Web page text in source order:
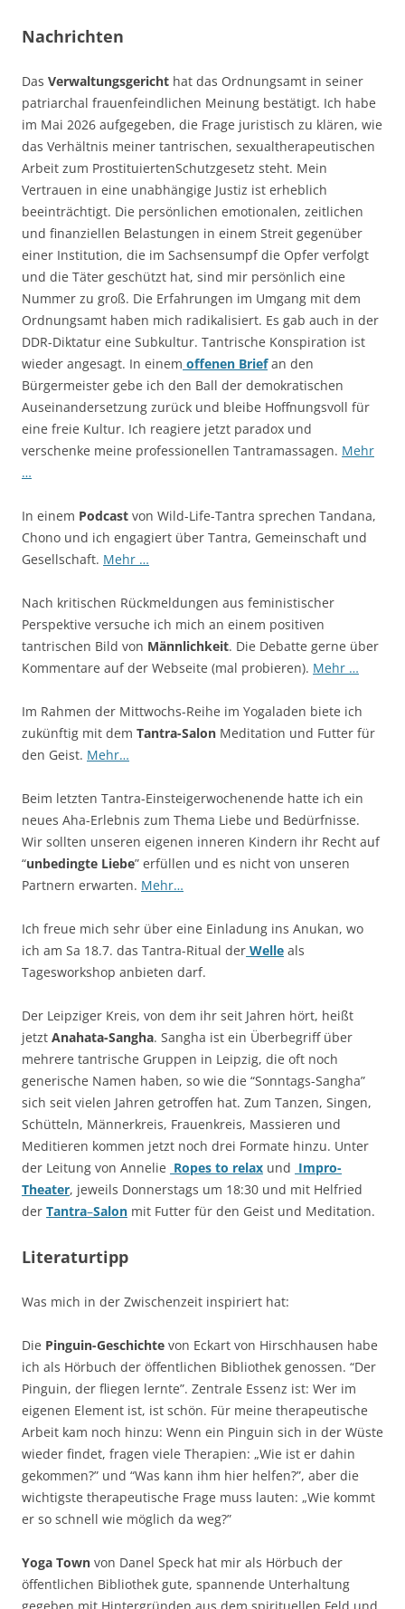
Nachrichten
Das Verwaltungsgericht hat das Ordnungsamt in seiner
patriarchal frauenfeindlichen Meinung bestätigt. Ich habe
im Mai 2026 aufgegeben, die Frage juristisch zu klären, wie
das Verhältnis meiner tantrischen, sexualtherapeutischen
Arbeit zum ProstituiertenSchutzgesetz steht. Mein
Vertrauen in eine unabhängige Justiz ist erheblich
beeinträchtigt. Die persönlichen emotionalen, zeitlichen
und finanziellen Belastungen in einem Streit gegenüber
einer Institution, die im Sachsensumpf die Opfer verfolgt
und die Täter geschützt hat, sind mir persönlich eine
Nummer zu groß. Die Erfahrungen im Umgang mit dem
Ordnungsamt haben mich radikalisiert. Es gab auch in der
DDR-Diktatur eine Subkultur. Tantrische Konspiration ist
wieder angesagt. In einem offenen Briefan den
Bürgermeister gebe ich den Ball der demokratischen
Auseinandersetzung zurück und bleibe Hoffnungsvoll für
eine freie Kultur. Ich reagiere jetzt paradox und
verschenke meine professionellen Tantramassagen. Mehr
…
In einem Podcast von Wild-Life-Tantra sprechen Tandana,
Chono und ich engagiert über Tantra, Gemeinschaft und
Gesellschaft. Mehr …
Nach kritischen Rückmeldungen aus feministischer
Perspektive versuche ich mich an einem positiven
tantrischen Bild von Männlichkeit. Die Debatte gerne über
Kommentare auf der Webseite (mal probieren). Mehr …
Im Rahmen der Mittwochs-Reihe im Yogaladen biete ich
zukünftig mit dem Tantra-Salon Meditation und Futter für
den Geist. Mehr…
Beim letzten Tantra-Einsteigerwochenende hatte ich ein
neues Aha-Erlebnis zum Thema Liebe und Bedürfnisse.
Wir sollten unseren eigenen inneren Kindern ihr Recht auf
“unbedingte Liebe” erfüllen und es nicht von unseren
Partnern erwarten. Mehr…
Ich freue mich sehr über eine Einladung ins Anukan, wo
ich am Sa 18.7. das Tantra-Ritual der Welle als
Tagesworkshop anbieten darf.
Der Leipziger Kreis, von dem ihr seit Jahren hört, heißt
jetzt Anahata-Sangha. Sangha ist ein Überbegriff über
mehrere tantrische Gruppen in Leipzig, die oft noch
generische Namen haben, so wie die “Sonntags-Sangha”
sich seit vielen Jahren getroffen hat. Zum Tanzen, Singen,
Schütteln, Männerkreis, Frauenkreis, Massieren und
Meditieren kommen jetzt noch drei Formate hinzu. Unter
der Leitung von Annelie Ropes to relax und Impro-
Theater, jeweils Donnerstags um 18:30 und mit Helfried
der Tantra–Salon mit Futter für den Geist und Meditation.
Literaturtipp
Was mich in der Zwischenzeit inspiriert hat:
Die Pinguin-Geschichte von Eckart von Hirschhausen habe
ich als Hörbuch der öffentlichen Bibliothek genossen. “Der
Pinguin, der fliegen lernte”. Zentrale Essenz ist: Wer im
eigenen Element ist, ist schön. Für meine therapeutische
Arbeit kam noch hinzu: Wenn ein Pinguin sich in der Wüste
wieder findet, fragen viele Therapien: „Wie ist er dahin
gekommen?” und “Was kann ihm hier helfen?”, aber die
wichtigste therapeutische Frage muss lauten: „Wie kommt
er so schnell wie möglich da weg?”
Yoga Town von Danel Speck hat mir als Hörbuch der
öffentlichen Bibliothek gute, spannende Unterhaltung